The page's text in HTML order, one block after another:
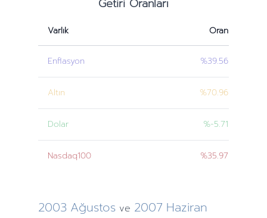
Getiri Oranları
Varlık Oran
Enflasyon %39.56
Altın %70.96
Dolar %-5.71
Nasdaq100 %35.97
2003 Ağustos ve 2007 Haziran